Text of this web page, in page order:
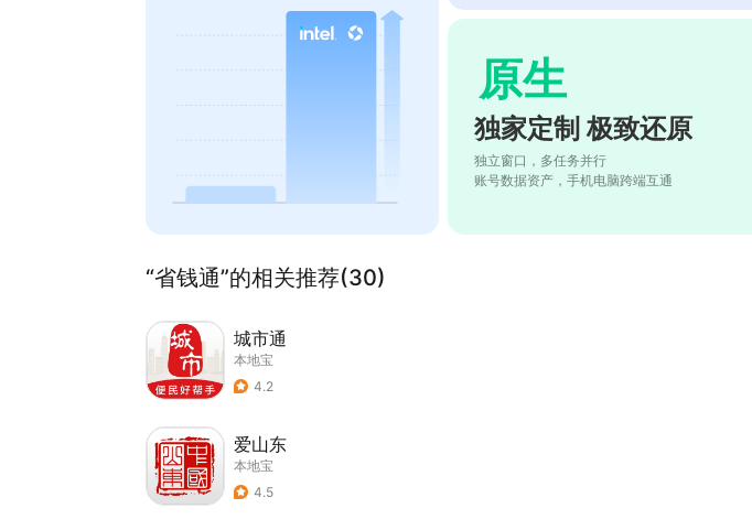
原生
独家定制 极致还原
独立窗口，多任务并行
账号数据资产，手机电脑跨端互通
“省钱通”的相关推荐(30)
城市通
本地宝
4.2
爱山东
本地宝
4.5